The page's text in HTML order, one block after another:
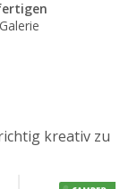
kreativ zu